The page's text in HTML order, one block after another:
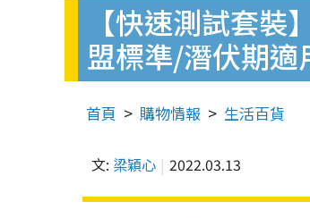
【快速測試套
盟標準/潛伏期適
首頁 購物情報 生活百貨
文: 梁穎心 2022.03.13